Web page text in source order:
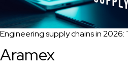
Engineering supply chains in
Aramex